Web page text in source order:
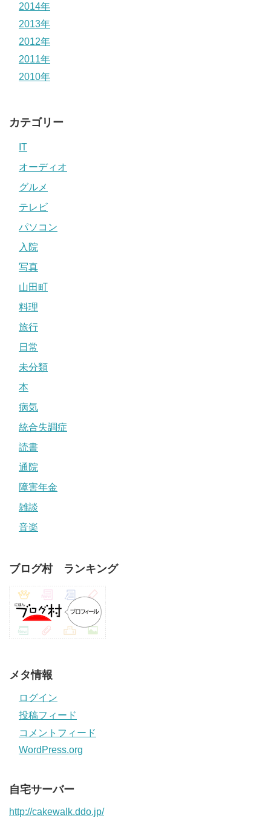
2014年
2013年
2012年
2011年
2010年
カテゴリー
IT
オーディオ
グルメ
テレビ
パソコン
入院
写真
山田町
料理
旅行
日常
未分類
本
病気
統合失調症
読書
通院
障害年金
雑談
音楽
ブログ村 ランキング
メタ情報
ログイン
投稿フィード
コメントフィード
WordPress.org
自宅サーバー
http://cakewalk.ddo.jp/